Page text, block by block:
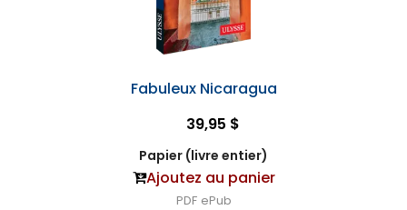
Fabuleux Nicaragua
39,95 $
Papier (livre entier)
Ajoutez au panier
PDF ePub